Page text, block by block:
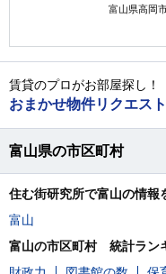
富山県高岡
賃貸のプロがお部屋探し！
おまかせ物件リクエスト
富山県の市区町村
住む街研究所で富山の情報
富山
富山の市区町村 統計ラン